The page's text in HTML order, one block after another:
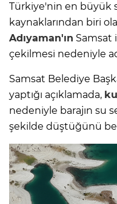
Türkiye'nin en büyük
kaynaklarından biri
Adıyaman'ın Samsat
çekilmesi nedeniyle
Samsat Belediye
yaptığı açıklamada,
nedeniyle barajın su
şekilde düştüğünü